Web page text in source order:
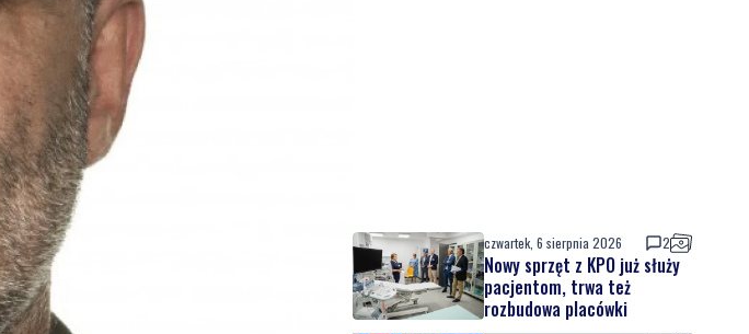
czwartek, 6 sierpnia 2026 2
Nowy sprzęt z KPO już służy
pacjentom, trwa też
rozbudowa placówki